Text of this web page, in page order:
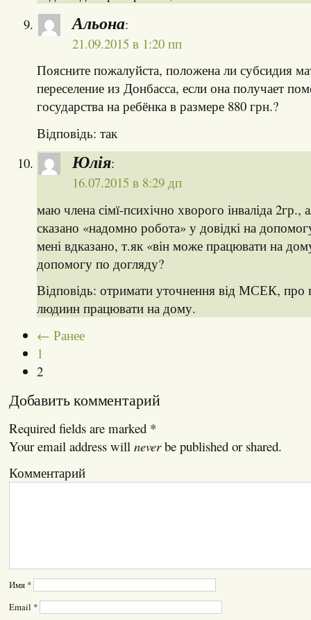
Альона:
21.09.2015 в 1:20 пп
Поясните пожалуйста, положена ли субсидия
переселение из Донбасса, если она получает
государства на ребёнка в размере 880 грн.?
Відповідь: так
Юлія:
16.07.2015 в 8:29 дп
маю члена сімї-психічно хворого інваліда
сказано «надомно робота» у довідкі на
мені вдказано, т.як «він може працювати на
допомогу по догляду?
Відповідь: отримати уточнення від МСЕК, про
людиин працювати на дому.
← Ранее
1
2
Добавить комментарий
Required fields are marked *
Your email address will neverbe published or shared.
Комментарий
Имя *
Email *